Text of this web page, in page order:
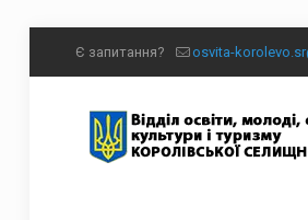
Є запитання? osvita-